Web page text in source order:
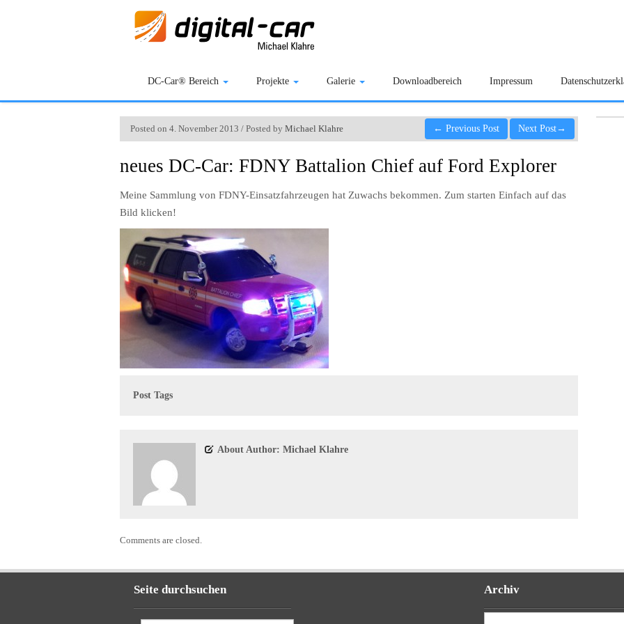
DC-Car® Bereich Projekte Galerie Downloadbereich Impressum
Posted on 4. November 2013 / Posted by Michael Klahre ← Previous Post Next Post→
neues DC-Car: FDNY Battalion Chief auf Ford Explorer
Meine Sammlung von FDNY-Einsatzfahrzeugen hat Zuwachs bekommen. Zum starten Einfach auf das
Bild klicken!
Post Tags
About Author: Michael Klahre
Comments are closed.
Seite durchsuchen Archiv